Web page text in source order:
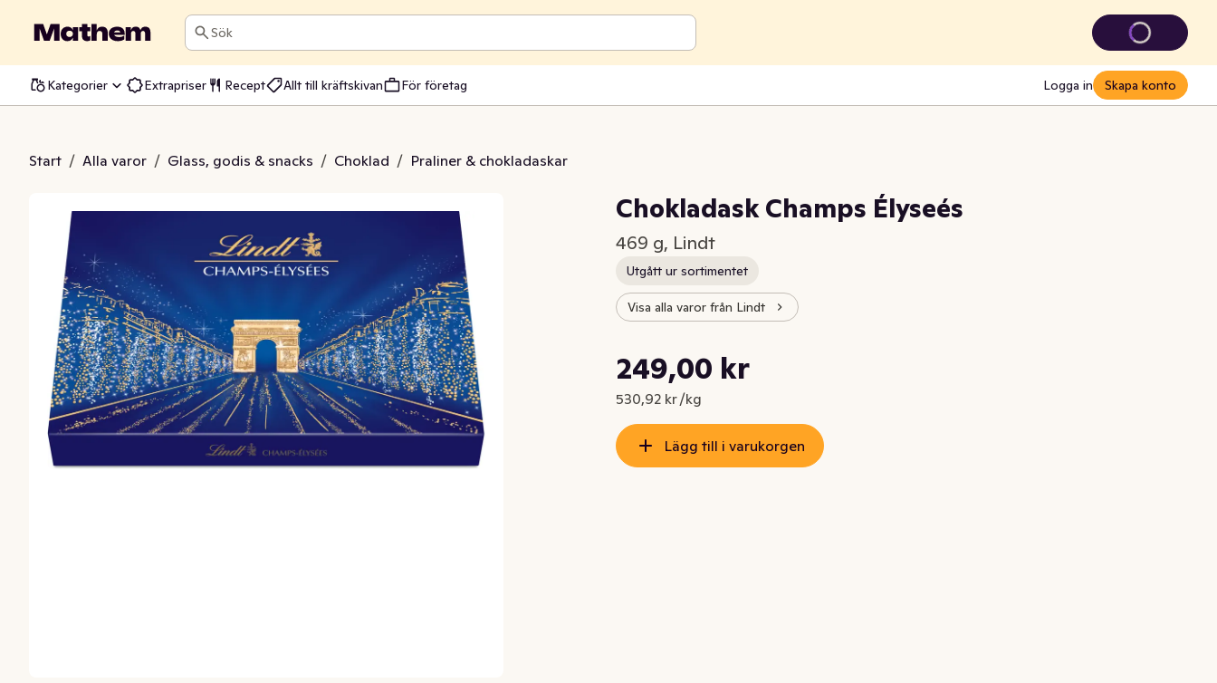
Sök
Kategorier Extrapriser Recept Allt till kräftskivan För företag Logga in Skapa konto
Start / Alla varor / Glass, godis & snacks / Choklad / Praliner & chokladaskar
Champs Élyseés
Chokladask Champs Élyseés
469 g, Lindt
Utgått ur sortimentet
Visa alla varor från Lindt
Nuvarande pris är: 249,00 kr
249,00 kr
530,92 kr /kg
Styckpris: 530,92 kr /kg
Lägg till i varukorgen